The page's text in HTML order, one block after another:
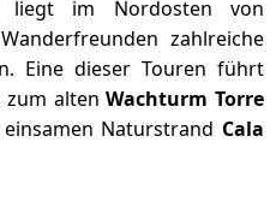
liegt im Nordosten von
zahlreiche
Eine dieser Touren führt
zum altenWachturm Torre
Naturstrand Cala